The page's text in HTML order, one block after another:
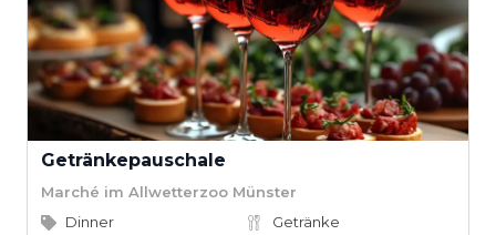
Getränkepauschale
Marché im Allwetterzoo Münster
Dinner
Getränke